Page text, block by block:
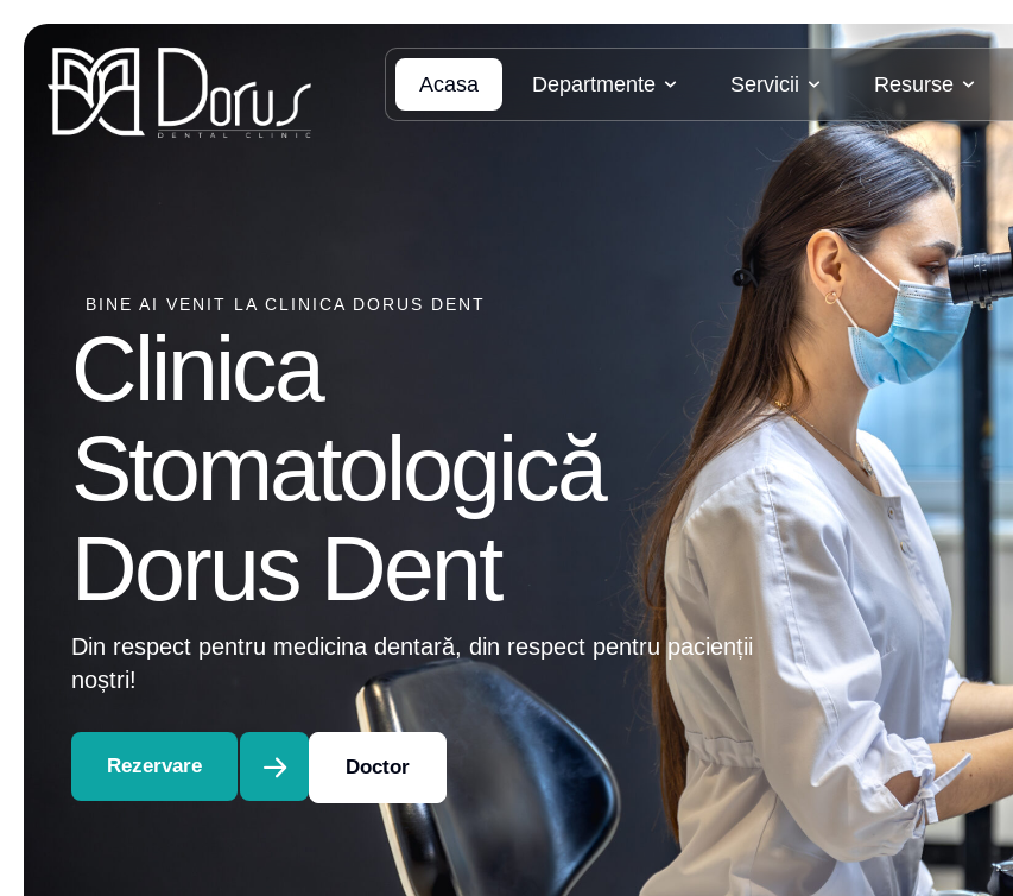
Acasa Departmente Servicii Resurse
BINE AI VENIT LA CLINICA DORUS DENT
Clinica
Stomatologică
Dorus Dent
Din respect pentru medicina dentară, din respect pentru pacienții
noștri!
Rezervare Doctor